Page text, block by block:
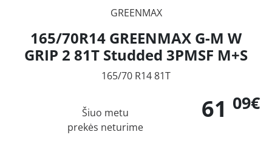
GREENMAX
165/70R14 GREENMAX G-M W
GRIP 2 81T Studded 3PMSF M+S
165/70 R14 81T
61 09€
Šiuo metu
prekės neturime